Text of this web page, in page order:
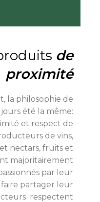
de
proximité
la philosophie de
été la même:
et respect de
de vins,
nectars, fruits et
majoritairement
par leur
partager leur
respectent